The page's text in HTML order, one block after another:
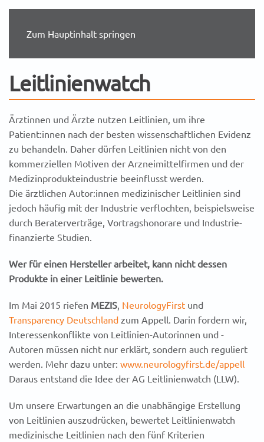
Zum Hauptinhalt springen
Leitlinienwatch
Ärztinnen und Ärzte nutzen Leitlinien, um ihre
Patient:innen nach der besten wissenschaftlichen Evidenz
zu behandeln. Daher dürfen Leitlinien nicht von den
kommerziellen Motiven der Arzneimittelfirmen und der
Medizinprodukteindustrie beeinflusst werden.
Die ärztlichen Autor:innen medizinischer Leitlinien sind
jedoch häufig mit der Industrie verflochten, beispielsweise
durch Beraterverträge, Vortragshonorare und Industrie-
finanzierte Studien.
Wer für einen Hersteller arbeitet, kann nicht dessen
Produkte in einer Leitlinie bewerten.
Im Mai 2015 riefen MEZIS NeurologyFirst und
Transparency Deutschland zum Appell. Darin fordern wir,
Interessenkonflikte von Leitlinien-Autorinnen und -
Autoren müssen nicht nur erklärt, sondern auch reguliert
werden. Mehr dazu unter: www.neurologyfirst.de/appell
Daraus entstand die Idee der AG Leitlinienwatch (LLW).
Um unsere Erwartungen an die unabhängige Erstellung
von Leitlinien auszudrücken, bewertet Leitlinienwatch
medizinische Leitlinien nach den fünf Kriterien